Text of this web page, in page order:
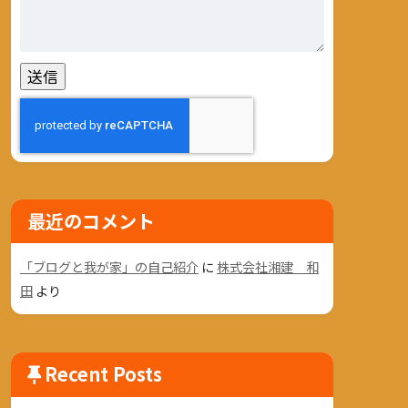
最近のコメント
「ブログと我が家」の自己紹介 に株式会社湘建 和
田 より
Recent Posts